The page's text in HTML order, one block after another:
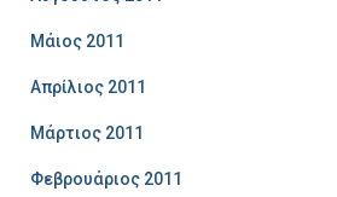
Μάιος 2011
Απρίλιος 2011
Μάρτιος 2011
Φεβρουάριος 2011